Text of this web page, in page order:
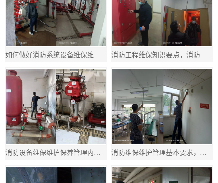
如何做好消防系统设备维保维护管理，如何做好消防设备的维护管理 消防工程维保知识要点，消防工程维保知识要点有哪些
消防设备维保维护保养管理内容，消防设施设备维护保养规范 消防维保维护管理基本要求，消防维保维护管理基本要求是什么